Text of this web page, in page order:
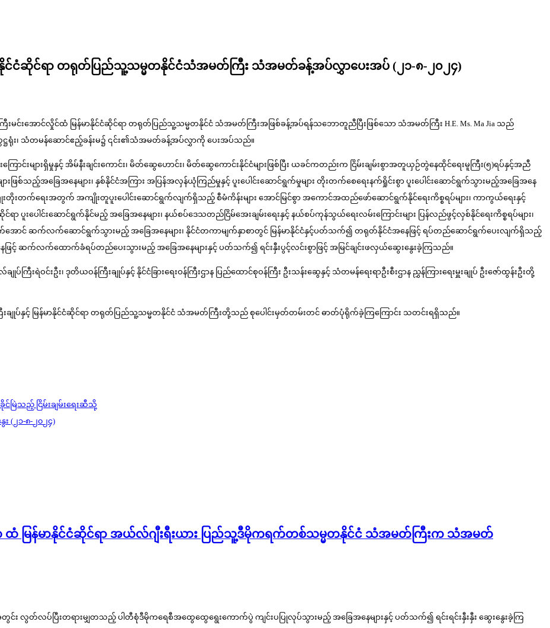
ာနိုင်ငံဆိုင်ရာ တရုတ်ပြည်သူ့သမ္မတနိုင်ငံသံအမတ်ကြီး သံအမတ်ခန့်အပ်လွှာပေးအပ် (၂၁-၈-၂၀၂၄)
ကြီးမင်းအောင်လှိုင်ထံ မြန်မာနိုင်ငံဆိုင်ရာ တရုတ်ပြည်သူ့သမ္မတနိုင်ငံ သံအမတ်ကြီးအဖြစ်ခန့်အပ်ရန်သဘောတူညီပြီးဖြစ်သော သံအမတ်ကြီး H.E. Ms. Ma Jia သည်
ကဋ္ဌရုံး၊ သံတမန်ဆောင်ဧည့်ခန်းမ၌ ၎င်း၏သံအမတ်ခန့်အပ်လွှာကို ပေးအပ်သည်။
င်းများရှိမှုနှင့် အိမ်နီးချင်းကောင်း၊ မိတ်ဆွေဟောင်း၊ မိတ်ဆွေကောင်းနိုင်ငံများဖြစ်ပြီး ယခင်ကတည်းက ငြိမ်းချမ်းစွာအတူယှဉ်တွဲနေထိုင်ရေးမူကြီး(၅)ရပ်နှင့်အညီ
ခြေအနေများ၊ နှစ်နိုင်ငံအကြား အပြန်အလှန်ယုံကြည်မှုနှင့် ပူးပေါင်းဆောင်ရွက်မှုများ တိုးတက်စေရေးနက်ရှိုင်းစွာ ပူးပေါင်းဆောင်ရွက်သွားမည့်အခြေအနေ
ငံဖွံ့ဖြိုးတိုးတက်ရေးအတွက် အကျိုးတူပူးပေါင်းဆောင်ရွက်လျက်ရှိသည့် စီမံကိန်းများ အောင်မြင်စွာ အကောင်အထည်ဖော်ဆောင်ရွက်နိုင်ရေးကိစ္စရပ်များ၊ ကာကွယ်ရေးနှင့်
ရာ ပူးပေါင်းဆောင်ရွက်နိုင်မည့် အခြေအနေများ၊ နယ်စပ်ဒေသတည်ငြိမ်အေးချမ်းရေးနှင့် နယ်စပ်ကုန်သွယ်ရေးလမ်းကြောင်းများ ပြန်လည်ဖွင့်လှစ်နိုင်ရေးကိစ္စရပ်များ၊
အောင် ဆက်လက်ဆောင်ရွက်သွားမည့် အခြေအနေများ၊ နိုင်ငံတကာမျက်နှာစာတွင် မြန်မာနိုင်ငံနှင့်ပတ်သက်၍ တရုတ်နိုင်ငံအနေဖြင့် ရပ်တည်ဆောင်ရွက်ပေးလျက်ရှိသည့်
ေဖြင့် ဆက်လက်ထောက်ခံရပ်တည်ပေးသွားမည့် အခြေအနေများနှင့် ပတ်သက်၍ ရင်းနှီးပွင့်လင်းစွာဖြင့် အမြင်ချင်းဖလှယ်ဆွေးနွေးခဲ့ကြသည်။
င်းဦး၊ ဒုတိယဝန်ကြီးချုပ်နှင့် နိုင်ငံခြားရေးဝန်ကြီးဌာန ပြည်ထောင်စုဝန်ကြီး ဦးသန်းဆွေနှင့် သံတမန်ရေးရာဦးစီးဌာန ညွှန်ကြားရေးမှူးချုပ် ဦးဇော်ထွန်းဦးတို့
ြီးချုပ်နှင့် မြန်မာနိုင်ငံဆိုင်ရာ တရုတ်ပြည်သူ့သမ္မတနိုင်ငံ သံအမတ်ကြီးတို့သည် စုပေါင်းမှတ်တမ်းတင် ဓာတ်ပုံရိုက်ခဲ့ကြကြောင်း သတင်းရရှိသည်။
မြဲသည့် ငြိမ်းချမ်းရေးဆီသို့
(၂၁-၈-၂၀၂၄)
တ ထံ မြန်မာနိုင်ငံဆိုင်ရာ အယ်လ်ဂျီးရီးယား ပြည်သူ့ဒီမိုကရက်တစ်သမ္မတနိုင်ငံ သံအမတ်ကြီးက သံအမတ်
အတွင်း လွတ်လပ်ပြီးတရားမျှတသည့် ပါတီစုံဒီမိုကရေစီအထွေထွေရွေးကောက်ပွဲ ကျင်းပပြုလုပ်သွားမည့် အခြေအနေများနှင့် ပတ်သက်၍ ရင်းရင်းနှီးနှီး ဆွေးနွေးခဲ့ကြ